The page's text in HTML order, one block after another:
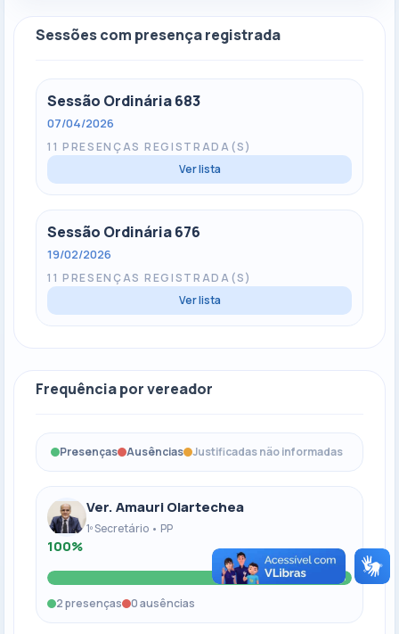
Sessões com presença registrada
Sessão Ordinária 683
07/04/2026
11 PRESENÇAS REGISTRADA(S)
Ver lista
Sessão Ordinária 676
19/02/2026
11 PRESENÇAS REGISTRADA(S)
Ver lista
Frequência por vereador
Presenças Ausências Justificadas não informadas
Ver. Amauri Olartechea
1º Secretário • PP
100%
100%
2 presenças 0 ausências